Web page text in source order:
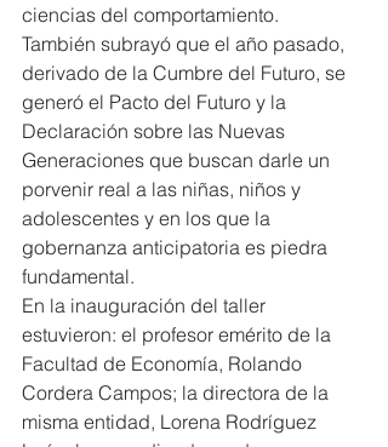
ciencias del comportamiento.
También subrayó que el año pasado,
derivado de la Cumbre del Futuro, se
generó el Pacto del Futuro y la
Declaración sobre las Nuevas
Generaciones que buscan darle un
porvenir real a las niñas, niños y
adolescentes y en los que la
gobernanza anticipatoria es piedra
fundamental.
En la inauguración del taller
estuvieron: el profesor emérito de la
Facultad de Economía, Rolando
Cordera Campos; la directora de la
misma entidad, Lorena Rodríguez